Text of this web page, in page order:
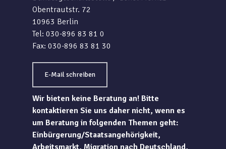
Obentrautstr. 72
10963 Berlin
Tel: 030-896 83 81 0
Fax: 030-896 83 81 30
E-Mail schreiben
Wir bieten keine Beratung an! Bitte
kontaktieren Sie uns daher nicht, wenn es
um Beratung in folgenden Themen geht:
Einbürgerung/Staatsangehörigkeit,
Arbeitsmarkt, Migration nach Deutschland,